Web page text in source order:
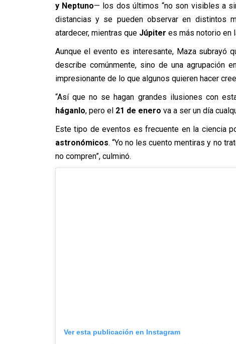
y Neptuno— los dos últimos “no son visibles a
distancias y se pueden observar en distintos
atardecer, mientras que Júpiter es más notorio en
Aunque el evento es interesante, Maza subrayó
describe comúnmente, sino de una agrupación
impresionante de lo que algunos quieren hacer
“Así que no se hagan grandes ilusiones con
háganlo, pero el 21 de enero va a ser un día
Este tipo de eventos es frecuente en la ciencia
astronómicos. “Yo no les cuento mentiras y no
no compren”, culminó.
Ver esta publicación en Instagram